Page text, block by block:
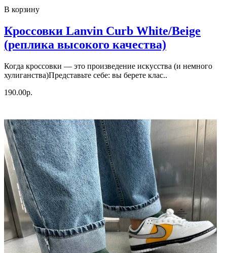
В корзину
Кроссовки Lanvin Curb White/Beige
(реплика высокого качества)
Когда кроссовки — это произведение искусства (и немного
хулиганства)Представьте себе: вы берете клас..
190.00р.